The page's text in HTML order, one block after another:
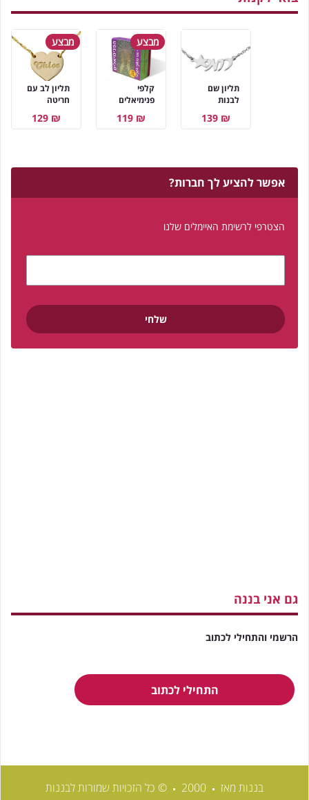
מבצע
תליון לב עם
חריטה
₪ 129
מבצע
קלפי
פנימיאלים
₪ 119
תליון שם
לבנות
₪ 139
אפשר להציע לך חברות?
הצטרפי לרשימת האיימלים שלנו
גם אני בננה
הרשמי והתחילי לכתוב
התחילי לכתוב
בננות מאז © כל הזכויות שמורות לבננות